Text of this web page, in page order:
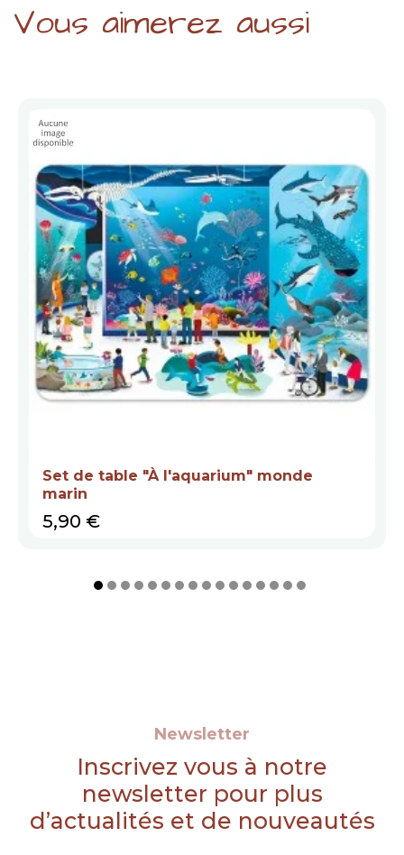
Vous aimerez aussi
Set de table "À l'aquarium" monde
marin
Prix
5,90 €
Newsletter
Inscrivez vous à notre
newsletter pour plus
d’actualités et de nouveautés